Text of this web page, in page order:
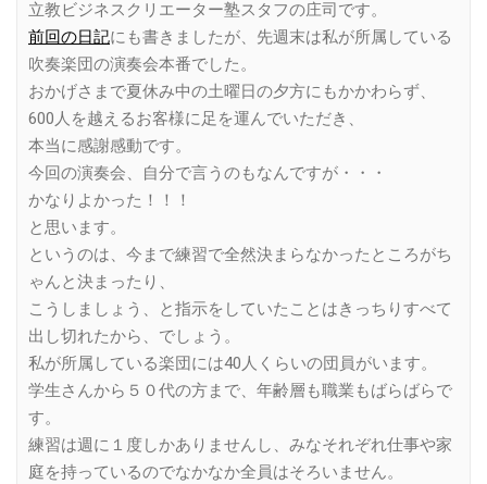
立教ビジネスクリエーター塾スタフの庄司です。
前回の日記にも書きましたが、先週末は私が所属している
吹奏楽団の演奏会本番でした。
おかげさまで夏休み中の土曜日の夕方にもかかわらず、
600人を越えるお客様に足を運んでいただき、
本当に感謝感動です。
今回の演奏会、自分で言うのもなんですが・・・
かなりよかった！！！
と思います。
というのは、今まで練習で全然決まらなかったところがち
ゃんと決まったり、
こうしましょう、と指示をしていたことはきっちりすべて
出し切れたから、でしょう。
私が所属している楽団には40人くらいの団員がいます。
学生さんから５０代の方まで、年齢層も職業もばらばらで
す。
練習は週に１度しかありませんし、みなそれぞれ仕事や家
庭を持っているのでなかなか全員はそろいません。